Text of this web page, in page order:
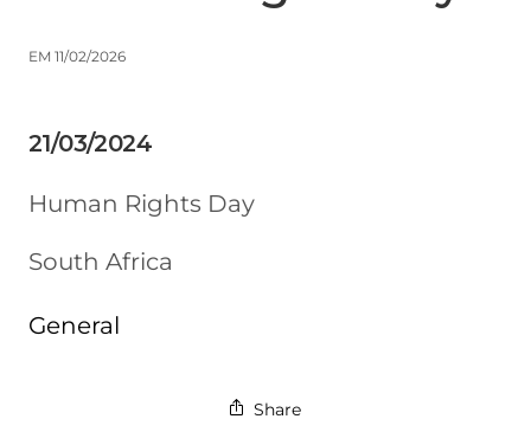
EM 11/02/2026
21/03/2024
Human Rights Day
South Africa
General
Share